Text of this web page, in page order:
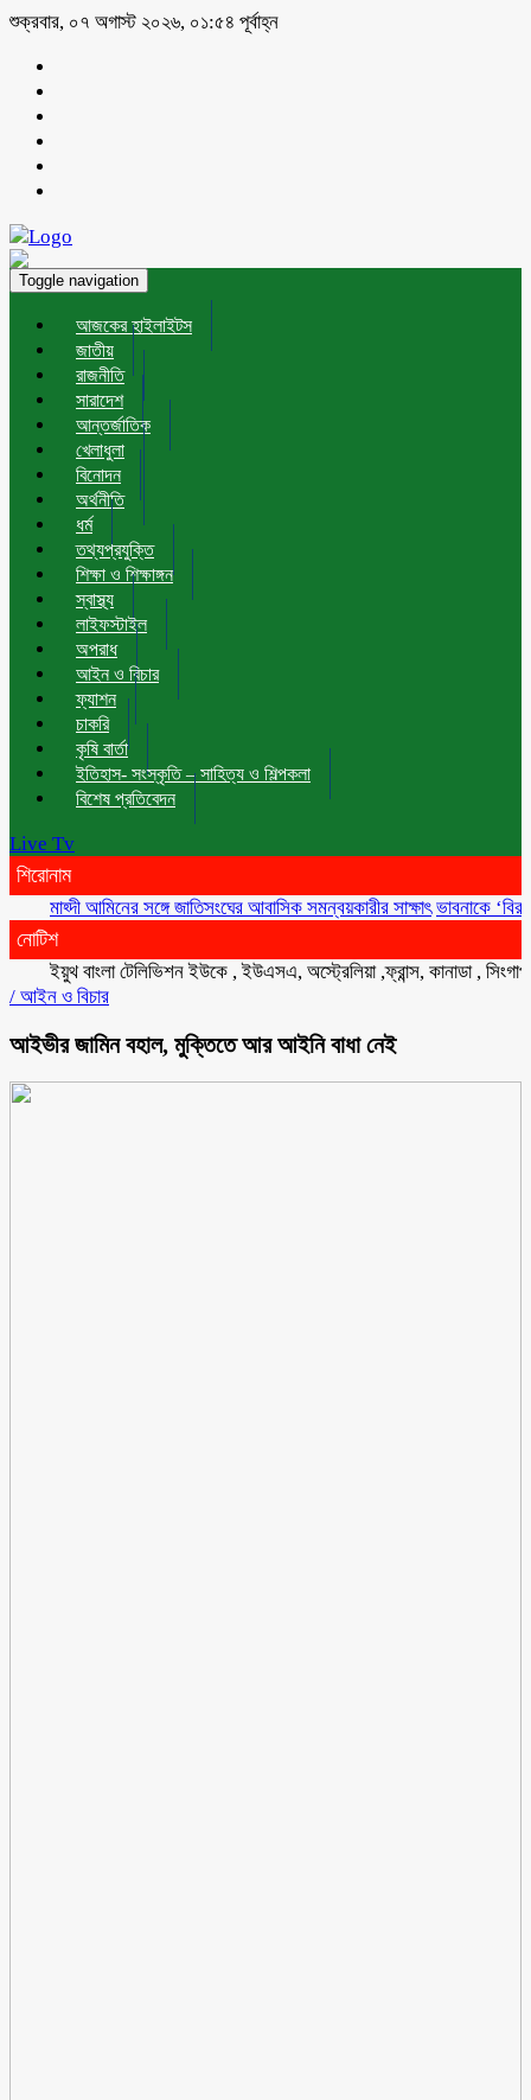
শুক্রবার, ০৭ অগাস্ট ২০২৬, ০১:৫৪ পূর্বাহ্ন
Toggle navigation
আজকের হাইলাইটস
জাতীয়
রাজনীতি
সারাদেশ
আন্তর্জাতিক
খেলাধুলা
বিনোদন
অর্থনীতি
ধর্ম
তথ্যপ্রযুক্তি
শিক্ষা ও শিক্ষাঙ্গন
স্বাস্থ্য
লাইফস্টাইল
অপরাধ
আইন ও বিচার
ফ্যাশন
চাকরি
কৃষি বার্তা
ইতিহাস- সংস্কৃতি – সাহিত্য ও শিল্পকলা
বিশেষ প্রতিবেদন
Live Tv
শিরোনাম
মাহ্দী আমিনের সঙ্গে জাতিসংঘের আবাসিক সমন্বয়কারীর সাক্ষাৎ ভাবনাকে ‘বিরল
নোটিশ
ইয়ুথ বাংলা টেলিভিশন ইউকে , ইউএসএ, অস্ট্রেলিয়া ,ফ্রান্স, কানাডা , সিংগাপুর ,
/ আইন ও বিচার
আইভীর জামিন বহাল, মুক্তিতে আর আইনি বাধা নেই